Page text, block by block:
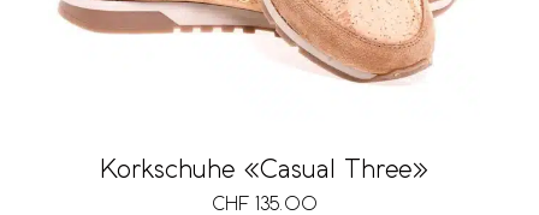
Korkschuhe «Casual Three»
CHF 135.00